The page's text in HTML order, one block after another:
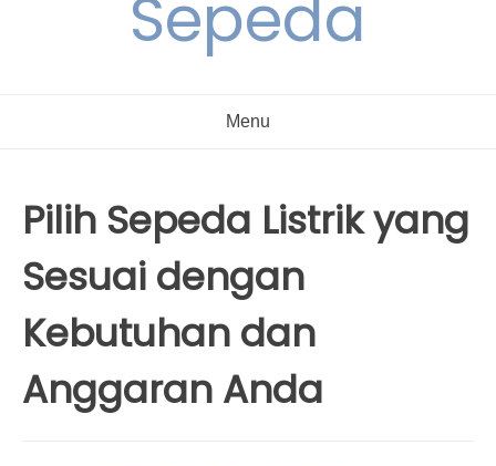
Sepeda
Menu
Pilih Sepeda Listrik yang
Sesuai dengan
Kebutuhan dan
Anggaran Anda